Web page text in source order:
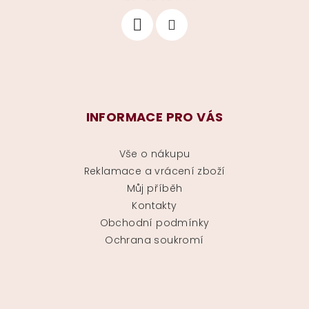
INFORMACE PRO VÁS
Vše o nákupu
Reklamace a vrácení zboží
Můj příběh
Kontakty
Obchodní podmínky
Ochrana soukromí